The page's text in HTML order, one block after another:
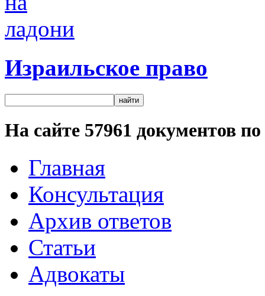
Израильское право
На сайте 57961 документов
Главная
Консультация
Архив ответов
Статьи
Адвокаты